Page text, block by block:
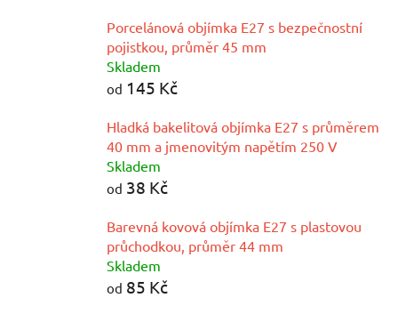
Porcelánová objímka E27 s bezpečnostní
pojistkou, průměr 45 mm
Skladem
od 145 Kč
Hladká bakelitová objímka E27 s průměrem
40 mm a jmenovitým napětím 250 V
Skladem
od 38 Kč
Barevná kovová objímka E27 s plastovou
průchodkou, průměr 44 mm
Skladem
od 85 Kč